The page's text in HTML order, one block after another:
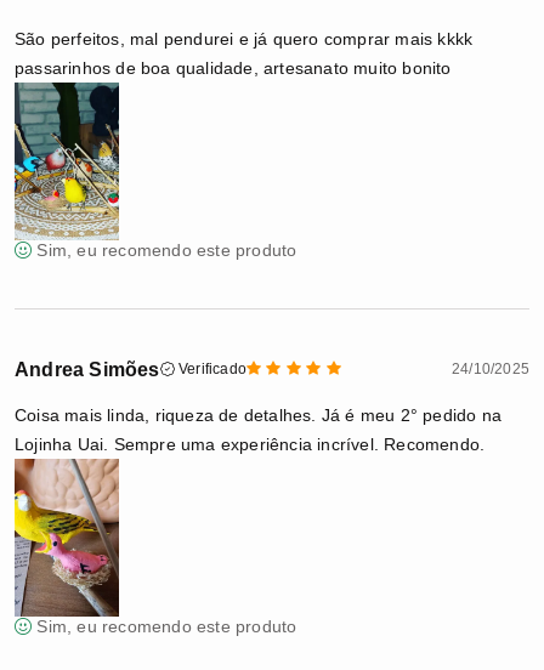
São perfeitos, mal pendurei e já quero comprar mais kkkk
passarinhos de boa qualidade, artesanato muito bonito
Sim, eu recomendo este produto
Andrea Simões Verificado 24/10/2025
Coisa mais linda, riqueza de detalhes. Já é meu 2° pedido na
Lojinha Uai. Sempre uma experiência incrível. Recomendo.
Sim, eu recomendo este produto